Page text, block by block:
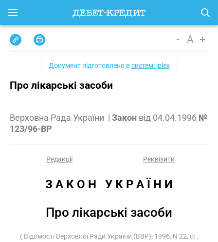
- A +
Документ підготовлено всистемі iplex
Про лікарські засоби
Верховна Рада України | Закон від 04.04.1996 №
123/96-ВР
Редакції Реквізити
З А К О Н   У К Р А Ї Н И
Про лікарські засоби
( Відомості Верховної Ради України (ВВР), 1996, N 22, ст.